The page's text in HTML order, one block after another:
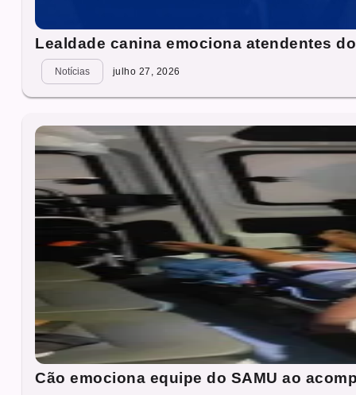
Lealdade canina emociona atendentes do
Notícias julho 27, 2026
Cão emociona equipe do SAMU ao